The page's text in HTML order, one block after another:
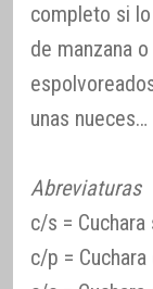
completo si
de manzana
unas nueces…
Abreviaturas
c/s = Cuchara
c/p =